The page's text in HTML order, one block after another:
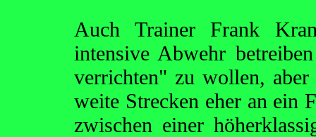
Auch Trainer Frank
intensive Abwehr
verrichten" zu wollen, aber
weite Strecken eher an ein
zwischen einer